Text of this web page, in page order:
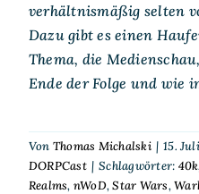
verhältnismäßig selten
Dazu gibt es einen
Thema, die
Ende der Folge und wie
Von Thomas Michalski | 15.
DORPCast | Schlagwörter: 40k
Realms, nWoD,Star Wars,